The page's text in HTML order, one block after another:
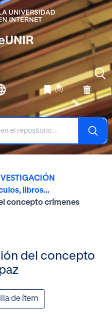
(0)
libros...
concepto crímenes
del concepto
de ítem